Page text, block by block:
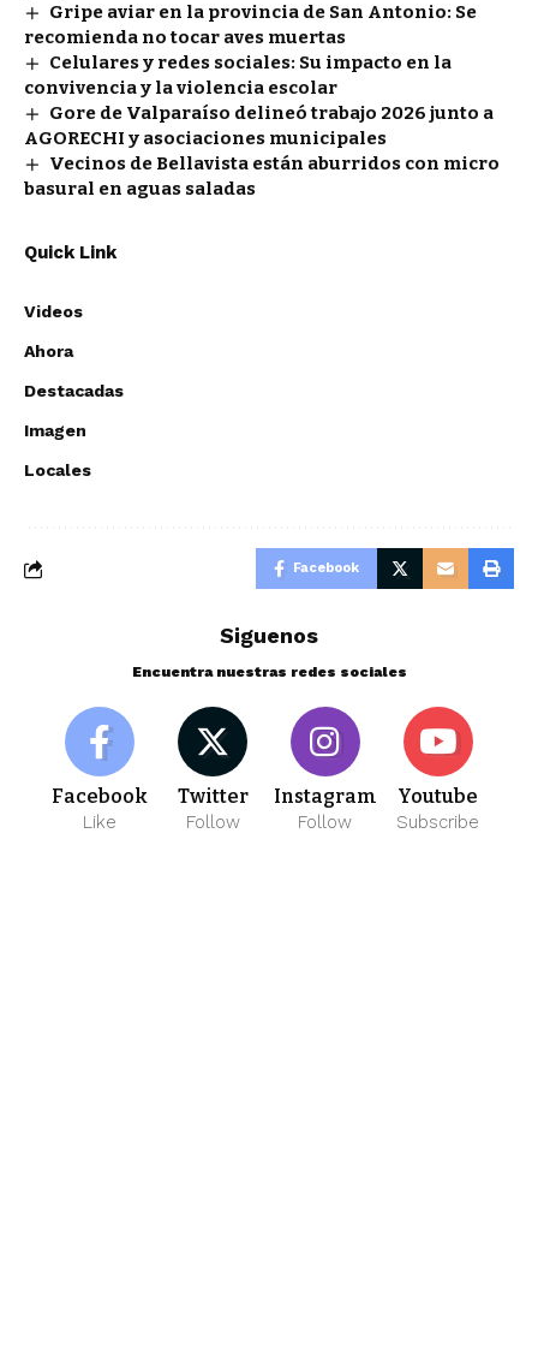
Gripe aviar en la provincia de San Antonio: Se
recomienda no tocar aves muertas
Celulares y redes sociales: Su impacto en la
convivencia y la violencia escolar
Gore de Valparaíso delineó trabajo 2026 junto a
AGORECHI y asociaciones municipales
Vecinos de Bellavista están aburridos con micro
basural en aguas saladas
Quick Link
Videos
Ahora
Destacadas
Imagen
Locales
Facebook
Siguenos
Encuentra nuestras redes sociales
Facebook
Like
Twitter
Follow
Instagram
Follow
Youtube
Subscribe